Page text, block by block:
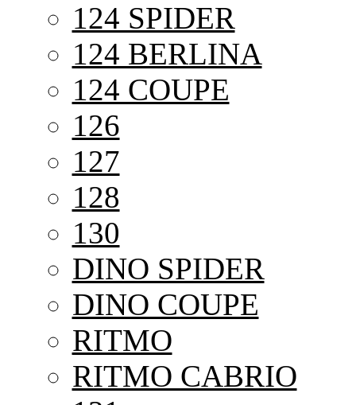
124 SPIDER
124 BERLINA
124 COUPE
126
127
128
130
DINO SPIDER
DINO COUPE
RITMO
RITMO CABRIO